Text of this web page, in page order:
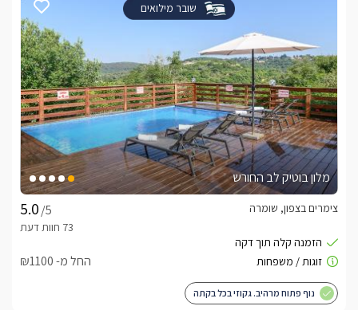
שובר מילואים
מלון בוטיק לב החורש
/5
צימרים בצפון, שומרה
החל מ- ₪1100
נוף פתוח מרהיב. גקוזי בכל בקתה